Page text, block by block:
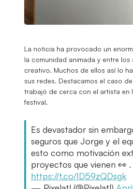
La noticia ha provocado un
la comunidad animada y entre
creativo. Muchos de ellos así lo
sus redes. Destacamos el caso de
trabajó de cerca con el artista en
festival.
Es devastador sin
seguros que Jorge y el
esto como motivación
proyectos que vienen 👀 .
https://t.co/ID59zQDsgk